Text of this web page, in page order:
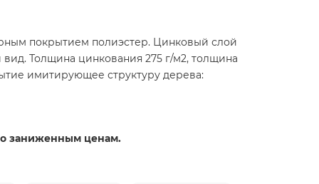
покрытием полиэстер. Цинковый слой
Толщина цинкования 275 г/м2, толщина
имитирующее структуру дерева:
заниженным ценам.